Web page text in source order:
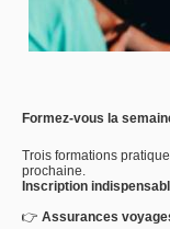
Formez-vous la
Trois formations
prochaine.
Inscription
👉 Assurances